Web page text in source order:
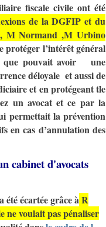
fiscale civile ont été
de la DGFIP et du
M Normand ,M Urbino
protéger l’intérêt général
que pouvait avoir une
déloyale et aussi de
et en protégeant tle
un avocat et ce par la
permettait la prévention
en cas d’annulation des
cabinet d'avocats
écartée grâce àR
ne voulait pas pénaliser